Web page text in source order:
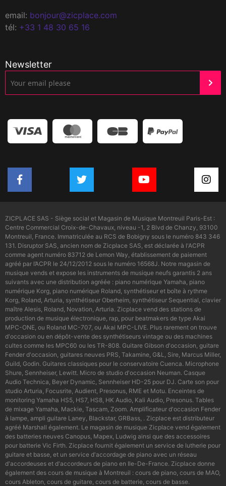
email: bonjour@zicplace.com
tél: +33 1 48 30 65 16
Newsletter
ZICPLACE SAS - Siège social et Magasin de Musique Montreuil Paris-Est :
Centre Commercial Croix-de-Chavaux, niveau -1, 2 Blvd de Chanzy, 93100
Montreuil, France. Immatriculée au RCS de Bobigny sous le numéro 843 346
131. Disruptor SAS, ancien nom de Zicplace SAS, est déclarée à l'ACPR
comme agent numéro 83712 de Lemon Way, établissement de paiement
agréé par l’ACPR le 24/12/2012 sous le numéro 16568J. Notre magasin de
musique vends et expose les instruments de musique neufs garantis 2 ans
suivants avec une distribution agréée : piano numérique Yamaha, piano
numérique Korg, piano numérique Roland, synthétiseur et boîte à rythme
Korg, Roland, Arturia, synthétiseur Oberheim, synthétiseur Sequential, clavier
maître Alesis, Roland, Novation, Arturia. Zicplace vend des stations de
production de musique électronique, rap, pour beatmakers de type Akai
MPC-ONE, ou Roland MC-707, ou Akai MPC-LIVE. Plus rarement on trouve
d'occasion ou en dépôt-vente des synthétiseurs vintage ou des machines
cultes comme les MPC60 ou les TR-808. Guitare Gibson d'occasion, guitare
Fender d'occasion, guitares neuves PRS, Takamine, G&L, Sire, Marcus Miller,
Guild, Godin. Guitares classiques pour le conservatoire Cuenca. Microphone
Shure, Sennheiser, Lewitt. Micro de studio d'occasion Neuman. Casque
Audio Technica, Beyer Dynamic, Sennheiser HD-25 pour DJ. Carte son pour
studio Arturia, Focusrite, Audient, Presonus, RME et Motu. Enceintes de
monitoring Yamaha HS5, HS7, HS8, HK Audio, Kali Audio, Presonus. Tables
de mixage Yamaha, Mackie, Tascam, Zoom. Amplificateur d'occasion Fender
à lampe, ampli guitare Laney, Blackstar, GRBass, . Zicplace est distributeur
agréé Marshall également. Le magasin de musique Zicplace vend également
des batteries neuves Canopus, Mapex, Ludwig ainsi que des accessoires
pour batterie Vic Firth. Zicplace fournit également un service de lutherie pour
guitare et basse, et un service d'accordage de piano avec un réseau
d'accordeuses et d'accordeurs de piano en Ile-De-France. Zicplace donne
également des cours de musique à Montreuil : cours de piano, cours de MAO,
cours Ableton, cours de guitare, cours de batterie, cours de basse.